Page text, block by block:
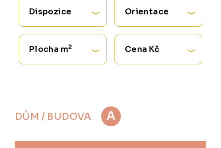
Dispozice Orientace
Plocha m2 Cena Kč
DŮM / BUDOVA A